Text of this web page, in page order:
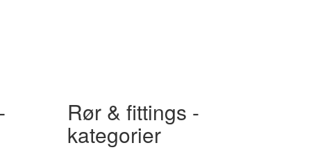
Rør & fittings -
kategorier